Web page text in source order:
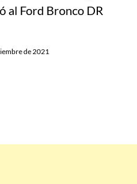
al Ford Bronco DR
de 2021